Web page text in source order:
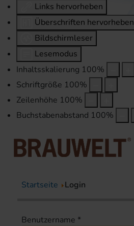
Links hervorheben
Überschriften hervorheben
Bildschirmleser
Lesemodus
Inhaltsskalierung 100%
Schriftgröße 100%
Zeilenhöhe 100%
Buchstabenabstand 100%
Startseite Login
Benutzername *